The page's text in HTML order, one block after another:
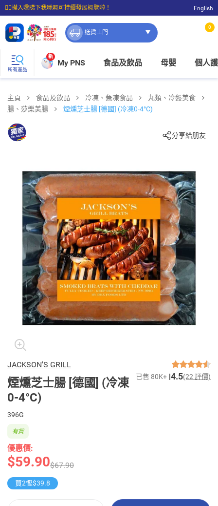
☝🏼㩒入嚟睇下我哋嘅可持續發展概覽啦！
⭐購物滿$399即享免費送貨；滿$100即可免費店取。
English
送貨上門
0
所有產品
新
My PNS 食品及飲品 母嬰 個人
主頁 食品及飲品 冷凍、急凍食品
丸類、冷盤美食
腸、莎樂美腸
煙燻芝士腸 [德國] (冷凍0-4°C)
分享給朋友
JACKSON'S GRILL
煙燻芝士腸 [德國] (冷凍
0-4°C)
已售 80K+ 4.5(22 評價)
396G
優惠價:
$59.90$67.90
有貨
買2慳$39.8